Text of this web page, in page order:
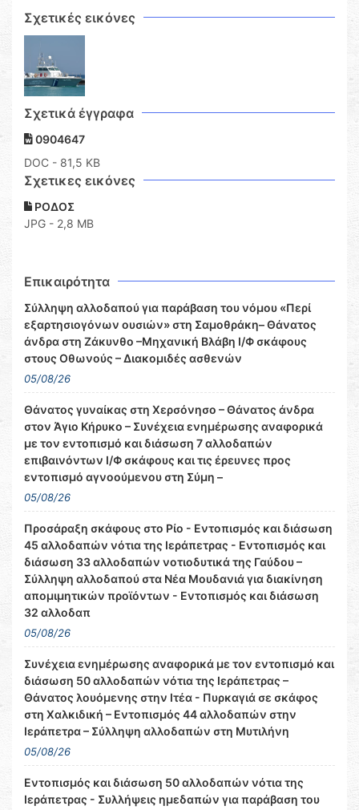
Σχετικές εικόνες
Σχετικά έγγραφα
0904647
DOC - 81,5 KB
Σχετικες εικόνες
ΡΟΔΟΣ
JPG - 2,8 MB
Επικαιρότητα
Σύλληψη αλλοδαπού για παράβαση του νόμου «Περί
εξαρτησιογόνων ουσιών» στη Σαμοθράκη– Θάνατος
άνδρα στη Ζάκυνθο –Μηχανική Βλάβη Ι/Φ σκάφους
στους Οθωνούς – Διακομιδές ασθενών
05/08/26
Θάνατος γυναίκας στη Χερσόνησο – Θάνατος άνδρα
στον Άγιο Κήρυκο – Συνέχεια ενημέρωσης αναφορικά
με τον εντοπισμό και διάσωση 7 αλλοδαπών
επιβαινόντων Ι/Φ σκάφους και τις έρευνες προς
εντοπισμό αγνοούμενου στη Σύμη –
05/08/26
Προσάραξη σκάφους στο Ρίο - Εντοπισμός και διάσωση
45 αλλοδαπών νότια της Ιεράπετρας - Εντοπισμός και
διάσωση 33 αλλοδαπών νοτιοδυτικά της Γαύδου –
Σύλληψη αλλοδαπού στα Νέα Μουδανιά για διακίνηση
απομιμητικών προϊόντων - Εντοπισμός και διάσωση
32 αλλοδαπ
05/08/26
Συνέχεια ενημέρωσης αναφορικά με τον εντοπισμό και
διάσωση 50 αλλοδαπών νότια της Ιεράπετρας –
Θάνατος λουόμενης στην Ιτέα - Πυρκαγιά σε σκάφος
στη Χαλκιδική – Εντοπισμός 44 αλλοδαπών στην
Ιεράπετρα – Σύλληψη αλλοδαπών στη Μυτιλήνη
05/08/26
Εντοπισμός και διάσωση 50 αλλοδαπών νότια της
Ιεράπετρας - Συλλήψεις ημεδαπών για παράβαση του